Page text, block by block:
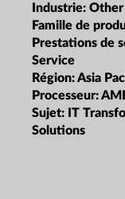
Industrie: Other
Famille de
Prestations de
Service
Région:Asia
Processeur:
Sujet: IT
Solutions